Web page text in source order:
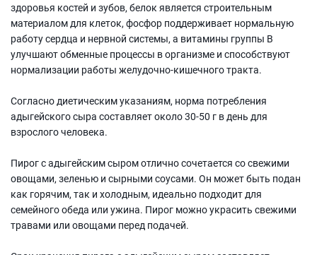
здоровья костей и зубов, белок является строительным
материалом для клеток, фосфор поддерживает нормальную
работу сердца и нервной системы, а витамины группы В
улучшают обменные процессы в организме и способствуют
нормализации работы желудочно-кишечного тракта.
Согласно диетическим указаниям, норма потребления
адыгейского сыра составляет около 30-50 г в день для
взрослого человека.
Пирог с адыгейским сыром отлично сочетается со свежими
овощами, зеленью и сырными соусами. Он может быть подан
как горячим, так и холодным, идеально подходит для
семейного обеда или ужина. Пирог можно украсить свежими
травами или овощами перед подачей.